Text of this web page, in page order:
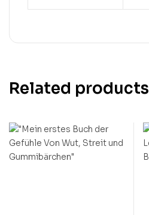
Related products